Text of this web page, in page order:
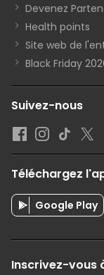
Devenez
Health points
Site web de
Black Friday
Suivez-nous
Téléchargez
Google Play
Inscrivez-vous